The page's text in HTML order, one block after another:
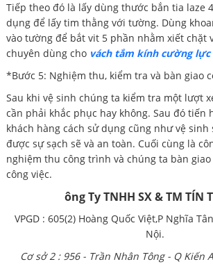
Tiếp theo đó là lấy dùng thước bắn tia laze
dụng để lấy tim thằng với tường. Dùng
vào tường để bắt vit 5 phần nhằm xiết chặt
chuyên dùng cho vách tắm kính cường lực
*Bước 5: Nghiệm thu, kiểm tra và bàn giao
Sau khi vệ sinh chúng ta kiểm tra một lượt
cần phải khắc phục hay không. Sau đó tiến
khách hàng cách sử dụng cũng như vệ sinh
được sự sạch sẽ và an toàn. Cuối cùng là
nghiệm thu công trình và chúng ta bàn
công việc.
ông Ty TNHH SX & TM TÍN
VPGD : 605(2) Hoàng Quốc Việt,P Nghĩa
Nội.
Cơ sở 2 : 956 - Trần Nhân Tông - Q Kiến